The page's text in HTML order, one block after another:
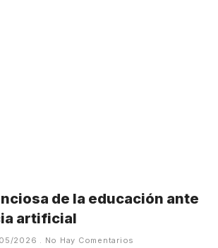
de la educación ante
artificial
2026 No Hay Comentarios